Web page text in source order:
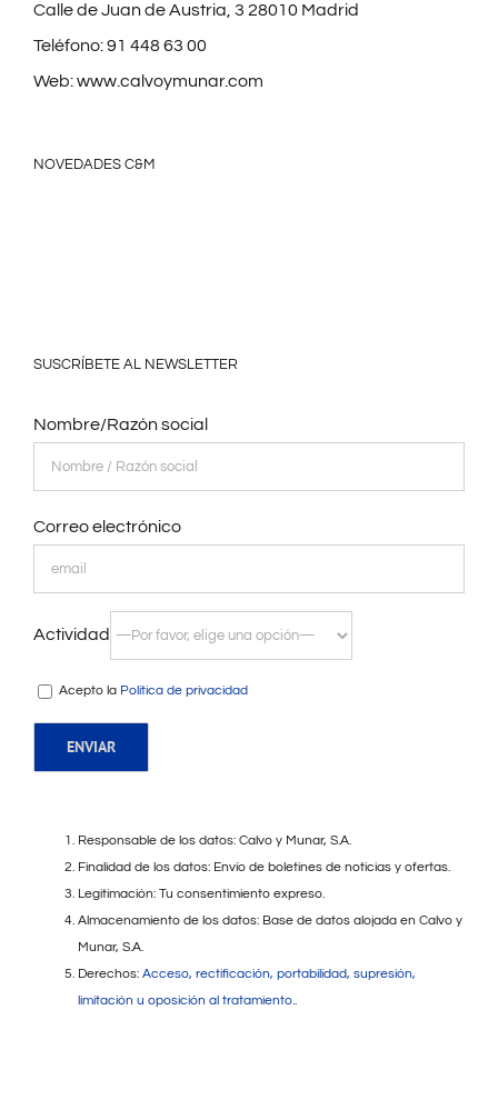
Calle de Juan de Austria, 3 28010 Madrid
Teléfono:91 448 63 00
Web:www.calvoymunar.com
NOVEDADES C&M
SUSCRÍBETE AL NEWSLETTER
Nombre/Razón social
Correo electrónico
Actividad
Acepto la Política de privacidad
Responsable de los datos: Calvo y Munar, S.A.
Finalidad de los datos: Envío de boletines de noticias y ofertas.
Legitimación: Tu consentimiento expreso.
Almacenamiento de los datos: Base de datos alojada en Calvo y
Munar, S.A.
Derechos: Acceso, rectificación, portabilidad, supresión,
limitación u oposición al tratamiento..